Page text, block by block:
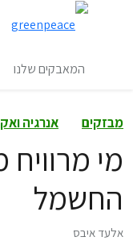
המאבקים שלנו
מבזקים אנרגיה
מי
החשמל
אלעד איבס